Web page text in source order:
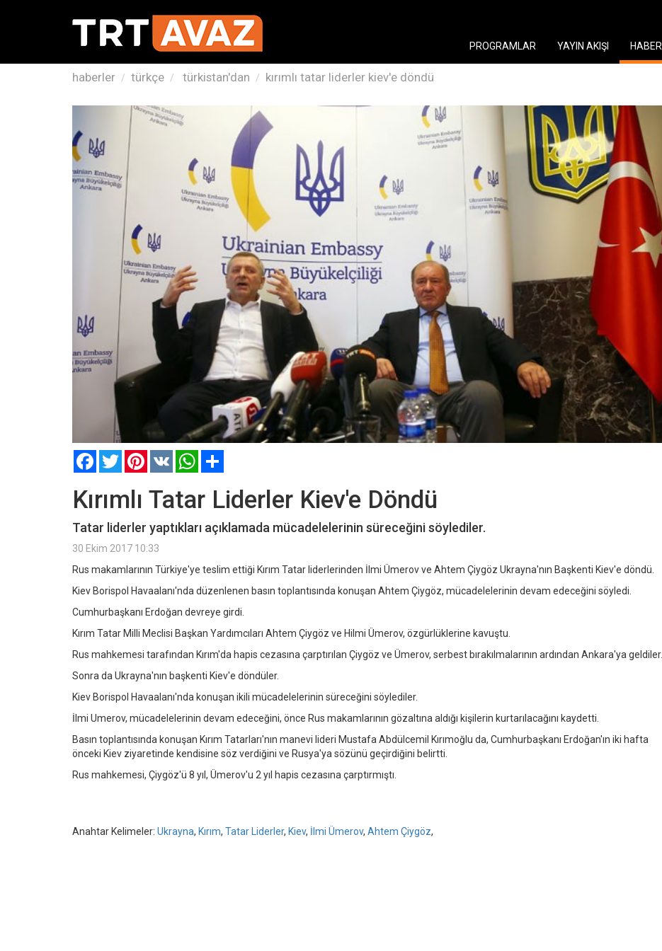
PROGRAMLAR
YAYIN AKIŞI HABER
haberler türkçe türkistan'dan kırımlı tatar liderler kiev'e döndü
FacebookTwitterPinterest
VK WhatsApp
Kırımlı Tatar Liderler Kiev'e Döndü
Tatar liderler yaptıkları açıklamada mücadelelerinin süreceğini söylediler.
30 Ekim 2017 10:33
Rus makamlarının Türkiye'ye teslim ettiği Kırım Tatar liderlerinden İlmi Ümerov ve Ahtem Çiygöz Ukrayna'nın Başkenti Kiev'e döndü.
Kiev Borispol Havaalanı'nda düzenlenen basın toplantısında konuşan Ahtem Çiygöz, mücadelelerinin devam edeceğini söyledi.
Cumhurbaşkanı Erdoğan devreye girdi.
Kırım Tatar Milli Meclisi Başkan Yardımcıları Ahtem Çiygöz ve Hilmi Ümerov, özgürlüklerine kavuştu.
Rus mahkemesi tarafından Kırım'da hapis cezasına çarptırılan Çiygöz ve Ümerov, serbest bırakılmalarının ardından Ankara'ya geldiler.
Sonra da Ukrayna'nın başkenti Kiev'e döndüler.
Kiev Borispol Havaalanı'nda konuşan ikili mücadelelerinin süreceğini söylediler.
İlmi Umerov, mücadelelerinin devam edeceğini, önce Rus makamlarının gözaltına aldığı kişilerin kurtarılacağını kaydetti.
Basın toplantısında konuşan Kırım Tatarları'nın manevi lideri Mustafa Abdülcemil Kırımoğlu da, Cumhurbaşkanı Erdoğan'ın iki hafta
önceki Kiev ziyaretinde kendisine söz verdiğini ve Rusya'ya sözünü geçirdiğini belirtti.
Rus mahkemesi, Çiygöz'ü 8 yıl, Ümerov'u 2 yıl hapis cezasına çarptırmıştı.
Anahtar Kelimeler: Ukrayna, Kırım, Tatar Liderler, Kiev, İlmi Ümerov, Ahtem Çiygöz,